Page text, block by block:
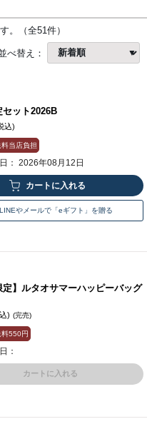
。（全51件）
べ替え：
セット2026B
込)
料当店負担
： 2026年08月12日
LINEやメールで「eギフト」を贈る
定】ルタオサマーハッピーバッグ
) (完売)
料550円
：
カートに入れる